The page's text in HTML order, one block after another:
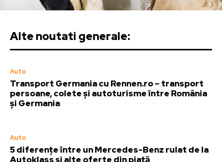
Alte noutati generale:
Auto
Transport Germania cu Rennen.ro – transport
persoane, colete și autoturisme între România
și Germania
Auto
5 diferențe între un Mercedes-Benz rulat de la
Autoklass și alte oferte din piață